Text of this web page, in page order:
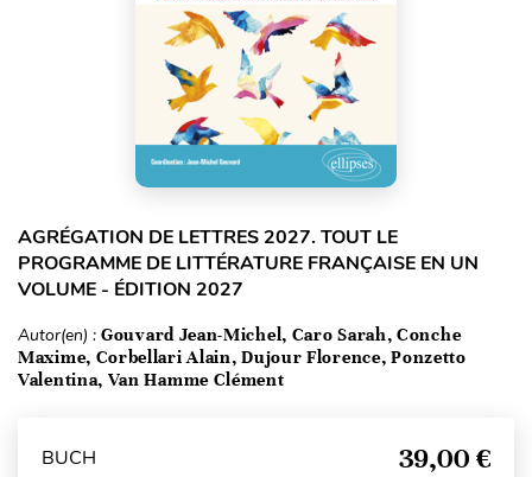
AGRÉGATION DE LETTRES 2027. TOUT LE
PROGRAMME DE LITTÉRATURE FRANÇAISE EN UN
VOLUME - ÉDITION 2027
Autor(en) : Gouvard Jean-Michel, Caro Sarah, Conche
Maxime, Corbellari Alain, Dujour Florence, Ponzetto
Valentina, Van Hamme Clément
BUCH 39,00 €